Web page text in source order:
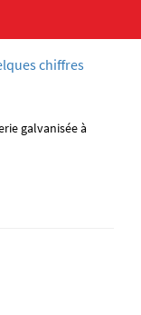
chiffres
galvanisée à